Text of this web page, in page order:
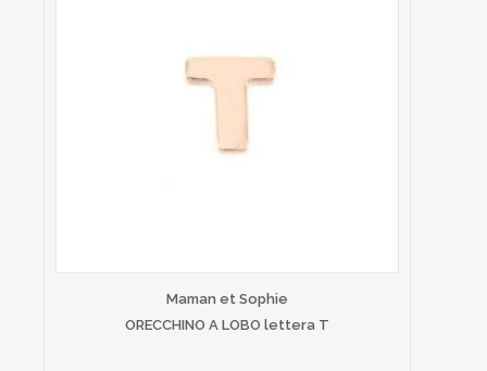
Maman et Sophie
ORECCHINO A LOBO lettera T